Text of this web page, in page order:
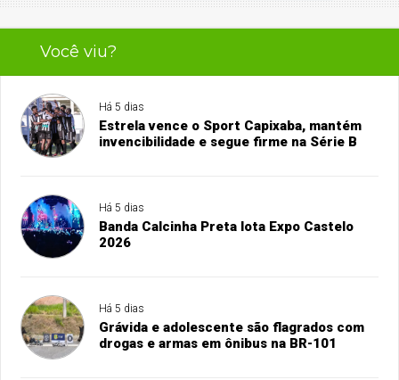
Você viu?
Há 5 dias
Estrela vence o Sport Capixaba, mantém
invencibilidade e segue firme na Série B
Há 5 dias
Banda Calcinha Preta lota Expo Castelo
2026
Há 5 dias
Grávida e adolescente são flagrados com
drogas e armas em ônibus na BR-101